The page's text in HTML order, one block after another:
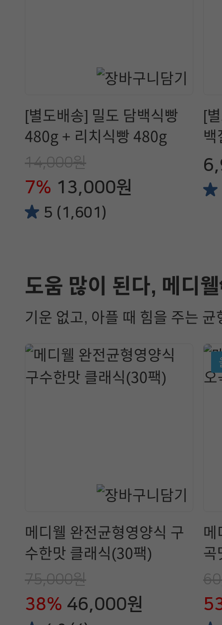
[별도배송] 밀도 담백식빵
480g + 리치식빵 480g
14,000원
7% 13,000원
5 (1,601)
[
백
도움 많이 된다, 메디
기운 없고, 아플 때 힘을 주는 균
메디웰 완전균형영양식 구
수한맛 클래식(30팩)
75,000원
38% 46,000원
메
곡